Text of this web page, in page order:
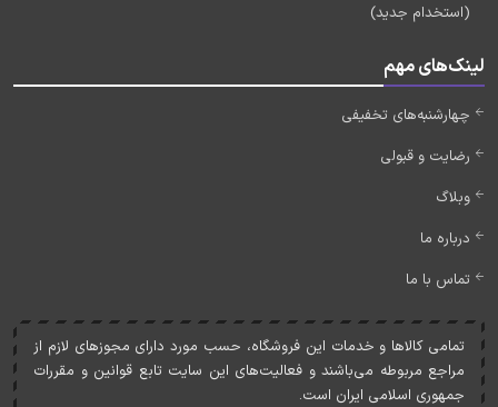
(استخدام جدید)
لینک‌های مهم
چهارشنبه‌های تخفیفی
رضایت و قبولی
وبلاگ
درباره ما
تماس با ما
تمامی کالاها و خدمات اين فروشگاه، حسب مورد دارای مجوزهای لازم از
مراجع مربوطه می‌باشند و فعاليت‌های اين سايت تابع قوانين و مقررات
جمهوری اسلامی ايران است.